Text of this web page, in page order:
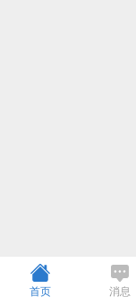
首页 消息